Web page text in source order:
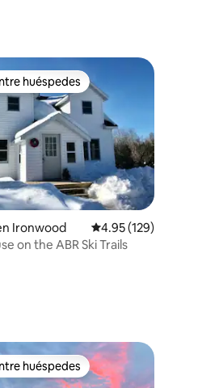
5, 100 reseñas
huéspedes preferido
huéspedes
Ironwood Calificación promedio:
4.95 (129)
on the ABR Ski Trails
huéspedes preferido
huéspedes